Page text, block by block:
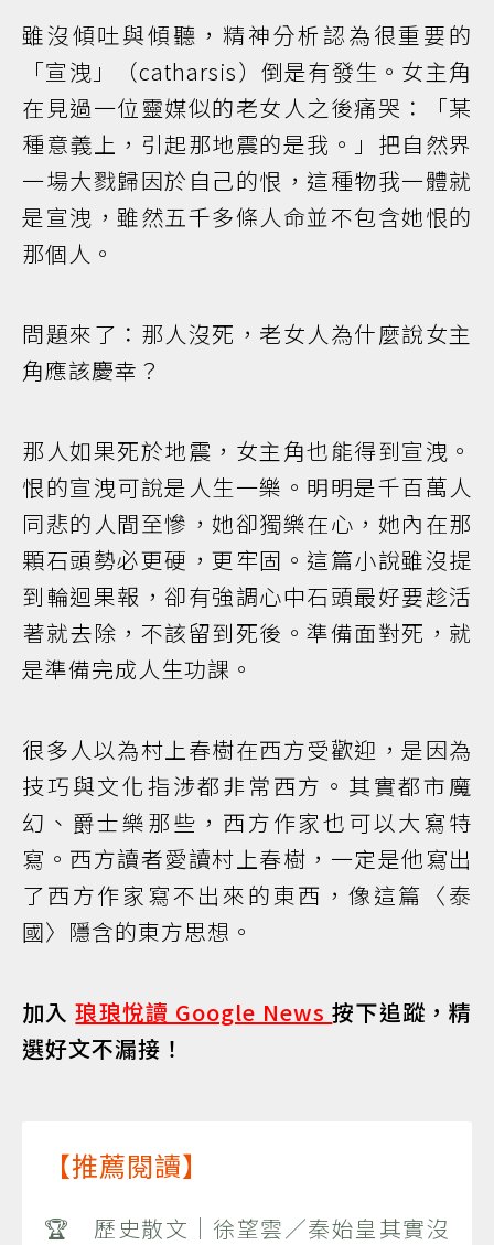
雖沒傾吐與傾聽，精神分析認為很重要的
「宣洩」（catharsis）倒是有發生。女主角
在見過一位靈媒似的老女人之後痛哭：「某
種意義上，引起那地震的是我。」把自然界
一場大戮歸因於自己的恨，這種物我一體就
是宣洩，雖然五千多條人命並不包含她恨的
那個人。
問題來了：那人沒死，老女人為什麼說女主
角應該慶幸？
那人如果死於地震，女主角也能得到宣洩。
恨的宣洩可說是人生一樂。明明是千百萬人
同悲的人間至慘，她卻獨樂在心，她內在那
顆石頭勢必更硬，更牢固。這篇小說雖沒提
到輪迴果報，卻有強調心中石頭最好要趁活
著就去除，不該留到死後。準備面對死，就
是準備完成人生功課。
很多人以為村上春樹在西方受歡迎，是因為
技巧與文化指涉都非常西方。其實都市魔
幻、爵士樂那些，西方作家也可以大寫特
寫。西方讀者愛讀村上春樹，一定是他寫出
了西方作家寫不出來的東西，像這篇〈泰
國〉隱含的東方思想。
加入琅琅悅讀 Google News按下追蹤，精
選好文不漏接！
【推薦閱讀】
🏆 歷史散文｜徐望雲／秦始皇其實沒